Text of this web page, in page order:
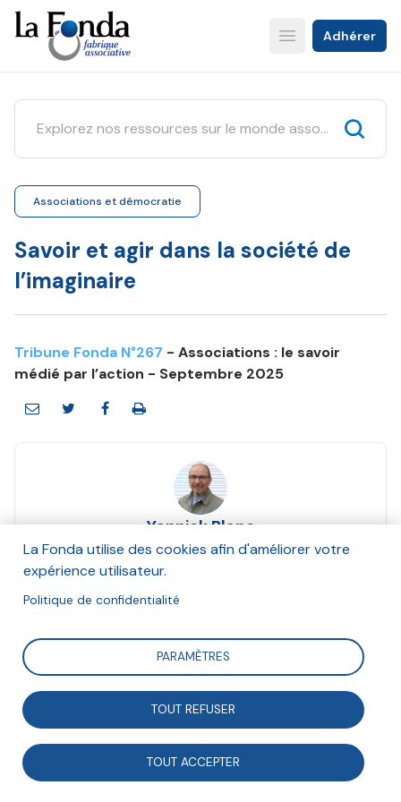
Aller
au
contenu
principal
Open main menu
Adhérer
Associations et démocratie
Savoir et agir dans la société de
l’imaginaire
Tribune Fonda N°267 - Associations : le savoir
médié par l’action - Septembre 2025
Yannick Blanc
Septembre 2025
Alors que la production de connaissances était
structurée depuis l’époque moderne par un ensemble
d’institutions académiques, ce système tout entier
est aujourd’hui fragilisé par la massification de
l’enseignement supérieur, la mise en concurrence
La Fonda utilise des cookies afin d'améliorer votre
expérience utilisateur.
Politique de confidentialité
PARAMÈTRES
TOUT REFUSER
TOUT ACCEPTER